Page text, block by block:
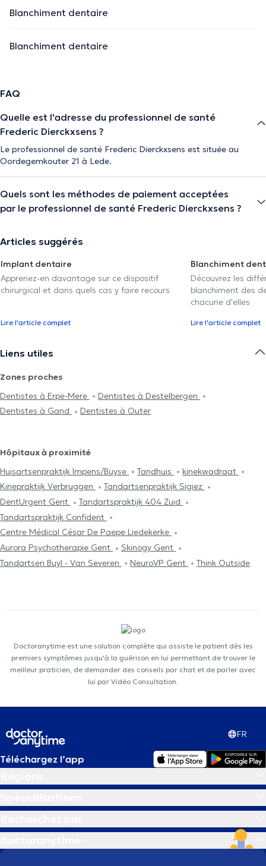
Blanchiment dentaire
Blanchiment dentaire
FAQ
Quelle est l'adresse du professionnel de santé
Frederic Dierckxsens ?
Le professionnel de santé Frederic Dierckxsens est située au
Oordegemkouter 21 à Lede.
Quels sont les méthodes de paiement acceptées
par le professionnel de santé Frederic Dierckxsens ?
Articles suggérés
Implant dentaire
Apprenez-en davantage sur ce dispositif
chirurgical et dans quels cas y faire recours
Lire l'article complet
Blanchiment
Découvrez les
blanchiment des
chacune d'elles
Lire l'article complet
Liens utiles
Zones proches
Dentistes à Erpe-Mere
Dentistes à Destelbergen
Dentistes à Gand
Dentistes à Outer
Hôpitaux à proximité
Huisartsenpraktijk Impens/Buyse
Tandhuis
kinekwadraat
Kinepraktijk Verbruggen
Tandartsenpraktijk Sigiez
DentUrgent Gent
Tandartspraktijk 404 Zuid
Tandartspraktijk Confident
Centre Médical César De Paepe Liedekerke
Aurora Psychotherapie Gent
Skinogy Gent
Tandartsen Buyl - Van Severen
NeuroVP Gent Think Outside
Doctoranytime est une solution complète qui assiste le patient dès les
premiers symptômes jusqu'à la guérison en lui permettant de trouver le
meilleur praticien, de demander des conseils par chat et de parler avec
lui par Vidéo Consultation.
FR
Téléchargez l’app